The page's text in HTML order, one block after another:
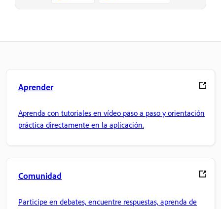
Aprender
Aprenda con tutoriales en vídeo paso a paso y orientación
práctica directamente en la aplicación.
Comunidad
Participe en debates, encuentre respuestas, aprenda de